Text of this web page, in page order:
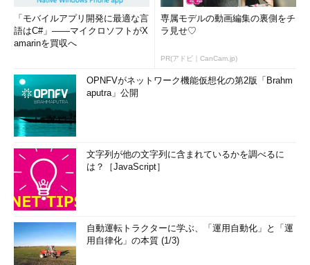
「モバイルアプリ開発に最適な言
語はC#」――マイクロソフトがX
amarinを買収へ
専属モデルの動画編集の裏側をチ
ラ見せ♡
PR(アドビ｜CanCam.jp)
OPNFVがネットワーク機能仮想化の第2版「Brahm
aputra」公開
文字列が他の文字列に含まれているかを調べるに
は？［JavaScript］
自動運転トラクターに学ぶ、「運用自動化」と「運
用自律化」の本質 (1/3)